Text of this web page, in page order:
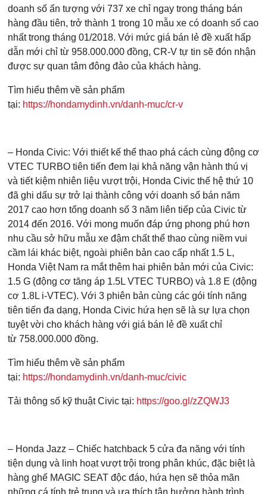
doanh số ấn tượng với 737 xe chỉ ngay trong tháng bán
hàng đầu tiên, trở thành 1 trong 10 mẫu xe có doanh số cao
nhất trong tháng 01/2018. Với mức giá bán lẻ đề xuất hấp
dẫn mới chỉ từ 958.000.000 đồng, CR-V tự tin sẽ đón nhận
được sự quan tâm đông đảo của khách hàng.
Tìm hiểu thêm về sản phẩm
tại: https://hondamydinh.vn/danh-muc/cr-v
– Honda Civic: Với thiết kế thể thao phá cách cùng động cơ
VTEC TURBO tiên tiến đem lại khả năng vận hành thú vị
và tiết kiệm nhiên liệu vượt trội, Honda Civic thế hệ thứ 10
đã ghi dấu sự trở lại thành công với doanh số bán năm
2017 cao hơn tổng doanh số 3 năm liên tiếp của Civic từ
2014 đến 2016. Với mong muốn đáp ứng phong phú hơn
nhu cầu sở hữu mẫu xe đậm chất thể thao cùng niềm vui
cầm lái khác biệt, ngoài phiên bản cao cấp nhất 1.5 L,
Honda Việt Nam ra mắt thêm hai phiên bản mới của Civic:
1.5 G (động cơ tăng áp 1.5L VTEC TURBO) và 1.8 E (động
cơ 1.8L i-VTEC). Với 3 phiên bản cùng các gói tính năng
tiên tiến đa dạng, Honda Civic hứa hẹn sẽ là sự lựa chọn
tuyệt vời cho khách hàng với giá bán lẻ đề xuất chỉ
từ 758.000.000 đồng.
Tìm hiểu thêm về sản phẩm
tại: https://hondamydinh.vn/danh-muc/civic
Tải thông số kỹ thuật Civic tại: https://goo.gl/zZQWJ3
– Honda Jazz – Chiếc hatchback 5 cửa đa năng với tính
tiện dụng và linh hoạt vượt trội trong phân khúc, đặc biệt là
hàng ghế MAGIC SEAT độc đáo, hứa hẹn sẽ thỏa mãn
Điện thoại di động *